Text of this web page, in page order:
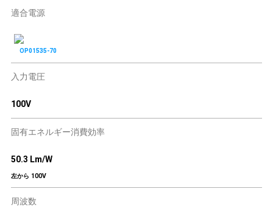
適合電源
OP01535-70
入力電圧
100V
固有エネルギー消費効率
50.3 Lm/W
左から 100V
周波数